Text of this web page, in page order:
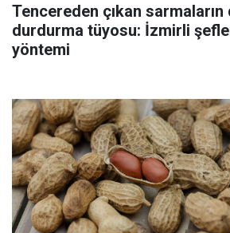
Tencereden çıkan sarmaların
durdurma tüyosu: İzmirli
yöntemi